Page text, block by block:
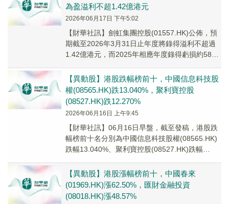
為盈溢利不超1.42億港元
2026年06月17日 下午5:02
​【財華社訊】劍虹集團控股(01557.HK)公佈，預
期截至2026年3月31日止年度將錄得溢利不超過
1.42億港元，而2025年相應年度錄得虧損約5800
【異動股】港股跌幅榜前十，中國信息科技股
權(08565.HK)跌13.040%，聚利寶控股
(08527.HK)跌12.270%
2026年06月16日 上午9:45
【財華社訊】06月16日早盤，截至發稿，港股跌
幅榜前十名分別為中國信息科技股權(08565.HK)
跌幅13.040%、聚利寶控股(08527.HK)跌幅
【異動股】港股漲幅榜前十，中國春來
(01969.HK)漲62.50%，匯財金融投資
(08018.HK)漲48.57%